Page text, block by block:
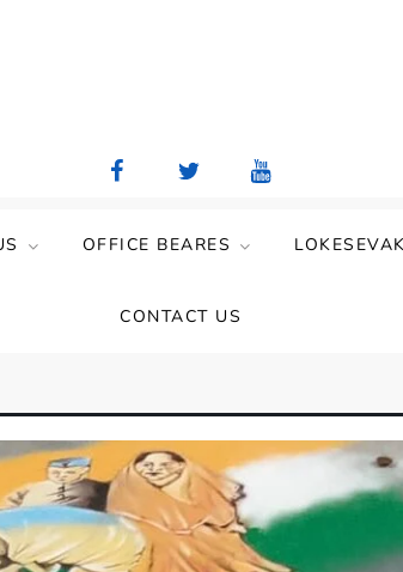
OFFICE BEARES LOKESEVAK
CONTACT US